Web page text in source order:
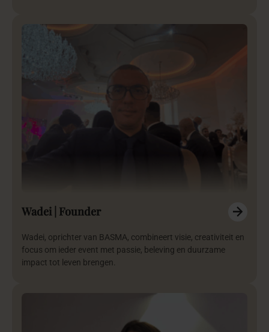
Wadei | Founder
Wadei, oprichter van BASMA, combineert visie, creativiteit en
focus om ieder event met passie, beleving en duurzame
impact tot leven brengen.